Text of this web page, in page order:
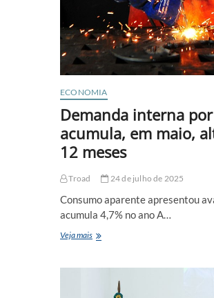
ECONOMIA
Demanda interna
acumula, em maio,
12 meses
Troad 24 de julho de 2025
Consumo aparente apresentou
acumula 4,7% no ano A…
Veja maisDemanda
industriais